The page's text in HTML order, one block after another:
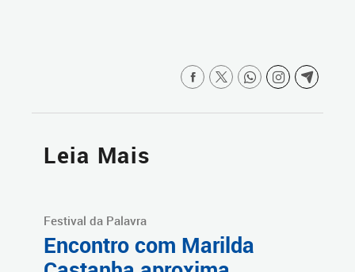
Leia Mais
Festival da Palavra
Encontro com Marilda